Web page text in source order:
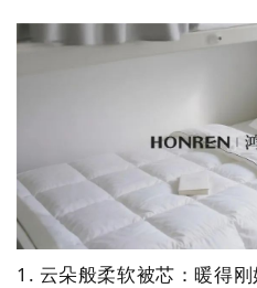
1. 云朵般柔软被芯：暖得